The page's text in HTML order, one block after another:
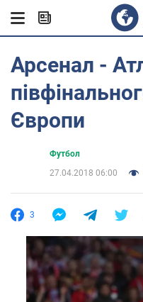
Арсенал -
Європи
Футбол
27.04.2018 06:00
3